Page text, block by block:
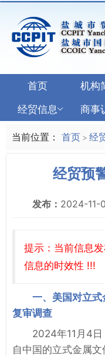
首页 机构
经贸信息
商事
当前位置： 首页 > 经
经贸预
发布： 2024-11-
提示：当前信息
信息的时效性 !!!
一、美国对立
复审调查
2024年11月4日
自中国的立式金属